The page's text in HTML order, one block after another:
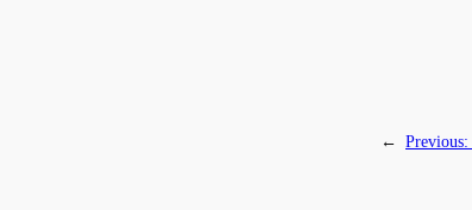
← Previous: